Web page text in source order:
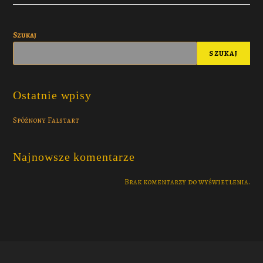
Szukaj
SZUKAJ
Ostatnie wpisy
Spóźnony Falstart
Najnowsze komentarze
Brak komentarzy do wyświetlenia.